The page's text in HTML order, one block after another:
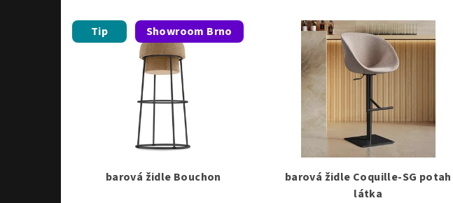
Tip Showroom Brno
barová židle Bouchon
barová židle Coquille-SG potah
látka